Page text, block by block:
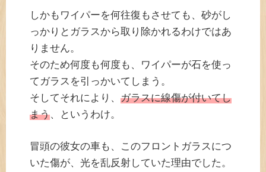
しかもワイパーを何往復もさせても、砂がし
っかりとガラスから取り除かれるわけではあ
りません。
そのため何度も何度も、ワイパーが石を使っ
てガラスを引っかいてしまう。
そしてそれにより、 ガラスに線傷が付いてし
まう、というわけ。
冒頭の彼女の車も、このフロントガラスにつ
いた傷が、光を乱反射していた理由でした。